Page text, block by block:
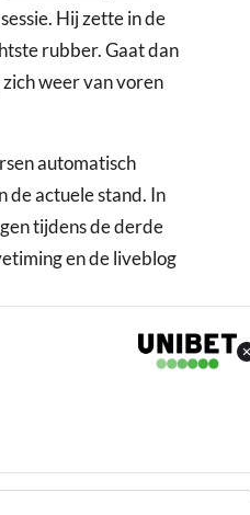
Hij zette in de
rubber. Gaat dan
weer van voren
automatisch
de actuele stand. In
tijdens de derde
en de liveblog